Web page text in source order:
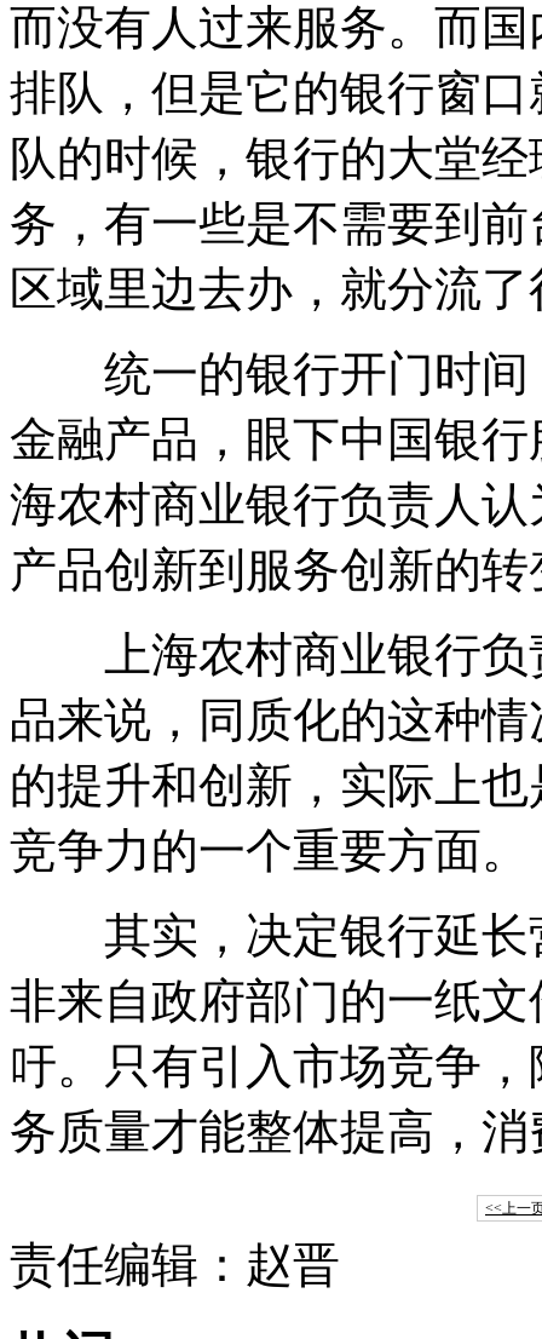
而没有人过来服务。而
排队，但是它的银行窗
队的时候，银行的大堂
务，有一些是不需要到
区域里边去办，就分流
统一的银行开门时间
金融产品，眼下中国银
海农村商业银行负责人
产品创新到服务创新的
上海农村商业银行负
品来说，同质化的这种
的提升和创新，实际上
竞争力的一个重要方面。
其实，决定银行延长
非来自政府部门的一纸
吁。只有引入市场竞争
务质量才能整体提高，
<<上一
责任编辑：赵晋